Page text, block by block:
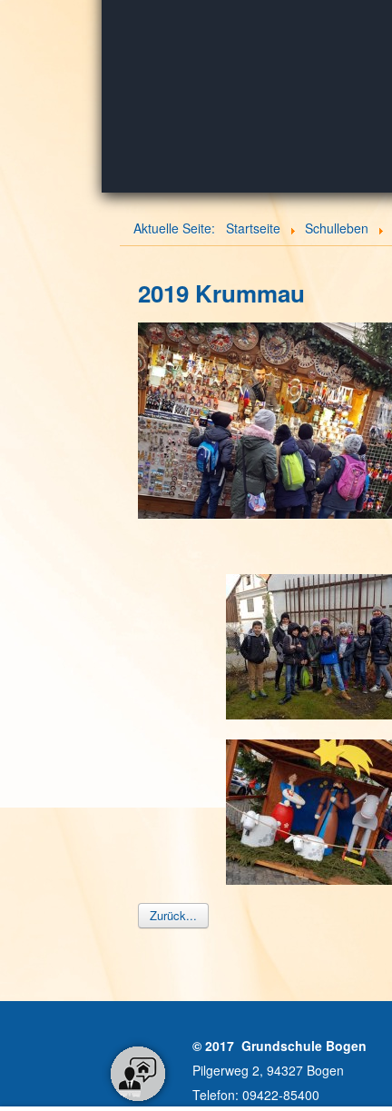
Aktuelle Seite: Startseite Schulleben
2019 Krummau
Zurück...
© 2017 Grundschule Bogen
Pilgerweg 2, 94327 Bogen
Telefon: 09422-85400